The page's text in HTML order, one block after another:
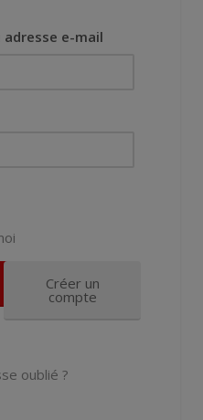
e-mail
Créer un
compte
oublié ?